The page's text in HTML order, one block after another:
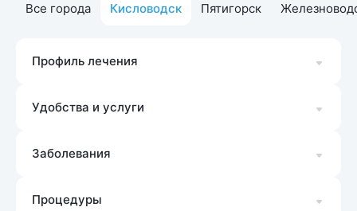
Все города Кисловодск Пятигорск
Профиль лечения
Удобства и услуги
Заболевания
Процедуры